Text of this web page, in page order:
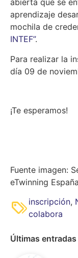
abierta que se
aprendizaje
mochila de
INTEF”.
Para realizar la
día 09 de
¡Te esperamos!
Fuente imagen:
eTwinning
inscripción,
colabora
Últimas entradas